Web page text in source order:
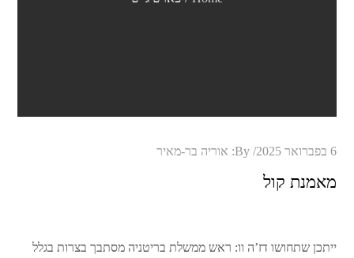
Posted
6 בפברואר 2025 By: אוריה בר-מאיר
מאמנת קול
ייתכן שתחושו דז’ה וו: ראש ממשלת בריטניה מסתבך בצרות בגלל